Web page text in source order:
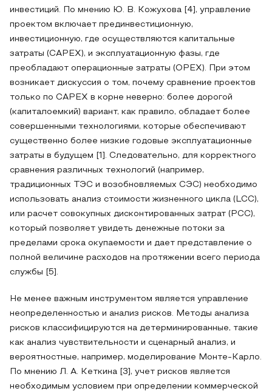
инвестиций. По мнению Ю. В. Кожухова [4], управление
проектом включает прединвестиционную,
инвестиционную, где осуществляются капитальные
затраты (CAPEX), и эксплуатационную фазы, где
преобладают операционные затраты (OPEX). При этом
возникает дискуссия о том, почему сравнение проектов
только по CAPEX в корне неверно: более дорогой
(капиталоемкий) вариант, как правило, обладает более
совершенными технологиями, которые обеспечивают
существенно более низкие годовые эксплуатационные
затраты в будущем [1]. Следовательно, для корректного
сравнения различных технологий (например,
традиционных ТЭС и возобновляемых СЭС) необходимо
использовать анализ стоимости жизненного цикла (LCC),
или расчет совокупных дисконтированных затрат (РСС),
который позволяет увидеть денежные потоки за
пределами срока окупаемости и дает представление о
полной величине расходов на протяжении всего периода
службы [5].
Не менее важным инструментом является управление
неопределенностью и анализ рисков. Методы анализа
рисков классифицируются на детерминированные, такие
как анализ чувствительности и сценарный анализ, и
вероятностные, например, моделирование Монте-Карло.
По мнению Л. А. Кеткина [3], учет рисков является
необходимым условием при определении коммерческой